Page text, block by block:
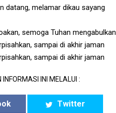
datang, melamar dikau sayang
semoga Tuhan mengabulkan
sampai di akhir jaman
sampai di akhir jaman
INFORMASI INI MELALUI :
Twitter